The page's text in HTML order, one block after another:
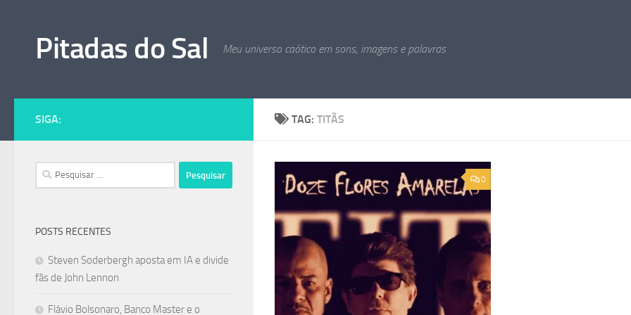
Pitadas do Sal Meu universo caótico em sons, imagens e palavras
TAG: TITÃS
0
SIGA:
Pesquisar
por:
POSTS RECENTES
Steven Soderbergh aposta em IA e divide
fãs de John Lennon
Flávio Bolsonaro, Banco Master e o